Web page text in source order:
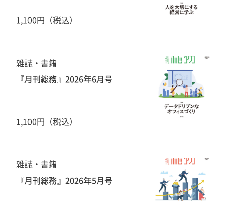
1,100円（税込）
雑誌・書籍
『月刊総務』2026年6月号
1,100円（税込）
雑誌・書籍
『月刊総務』2026年5月号